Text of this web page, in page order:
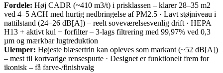
Fordele: Høj CADR (~410 m3/t) i prisklassen – klarer 28–35 m2
ved 4–5 ACH med hurtig nedbringelse af PM2.5 · Lavt støjniveau i
nattilstand (24–26 dB[A]) – reelt soveværelsesvenlig drift · HEPA
H13 + aktivt kul + forfilter – 3-lags filtrering med 99,97% ved 0,3
µm og mærkbar lugtreduktion
Ulemper: Højeste blæsertrin kan opleves som markant (~52 dB[A])
– mest til kortvarige rensespurte · Designet er funktionelt frem for
ikonisk – få farve-/finishvalg